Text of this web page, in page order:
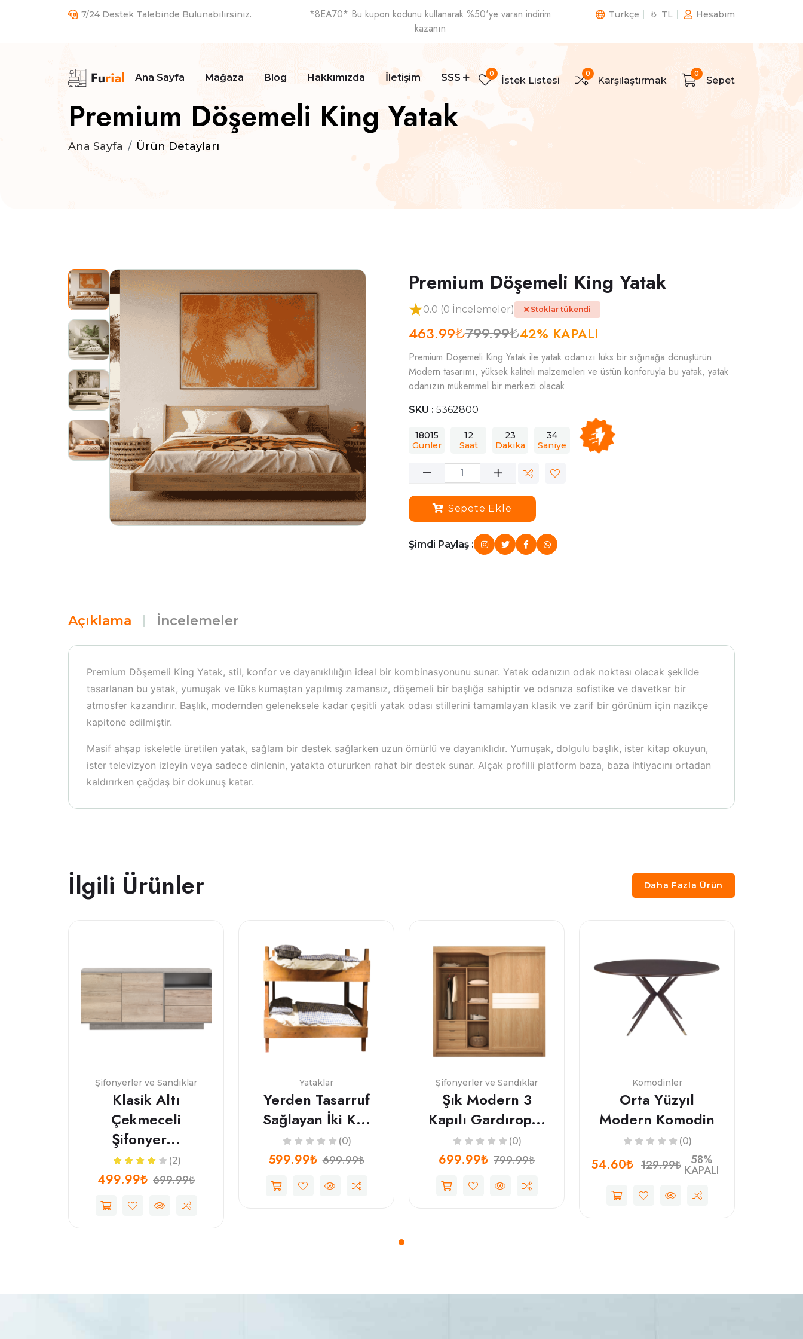
7/24 Destek Talebinde Bulunabilirsiniz.
*8EA70* Bu kupon kodunu kullanarak %50'ye varan indirim
kazanın
Türkçe ₺ TL Hesabım
Ana Sayfa Mağaza Blog Hakkımızda İletişim SSS 0
İstek Listesi
0
Karşılaştırmak
0
Sepet
Premium Döşemeli King Yatak
Ana Sayfa Ürün Detayları
Premium Döşemeli King Yatak
0.0 (0 İncelemeler) Stoklar tükendi
463.99₺799.99₺42% KAPALI
Premium Döşemeli King Yatak ile yatak odanızı lüks bir sığınağa dönüştürün.
Modern tasarımı, yüksek kaliteli malzemeleri ve üstün konforuyla bu yatak, yatak
odanızın mükemmel bir merkezi olacak.
SKU : 5362800
18015
Günler
12
Saat
23
Dakika
33
Saniye
Sepete Ekle
Şimdi Paylaş :
Açıklama İncelemeler
Premium Döşemeli King Yatak, stil, konfor ve dayanıklılığın ideal bir kombinasyonunu sunar. Yatak odanızın odak noktası olacak şekilde
tasarlanan bu yatak, yumuşak ve lüks kumaştan yapılmış zamansız, döşemeli bir başlığa sahiptir ve odanıza sofistike ve davetkar bir
atmosfer kazandırır. Başlık, modernden geleneksele kadar çeşitli yatak odası stillerini tamamlayan klasik ve zarif bir görünüm için nazikçe
kapitone edilmiştir.
Masif ahşap iskeletle üretilen yatak, sağlam bir destek sağlarken uzun ömürlü ve dayanıklıdır. Yumuşak, dolgulu başlık, ister kitap okuyun,
ister televizyon izleyin veya sadece dinlenin, yatakta otururken rahat bir destek sunar. Alçak profilli platform baza, baza ihtiyacını ortadan
kaldırırken çağdaş bir dokunuş katar.
İlgili Ürünler Daha Fazla Ürün
Şifonyerler ve Sandıklar
Klasik Altı
Çekmeceli
Şifonyer...
(2)
499.99₺ 699.99₺
Yataklar
Yerden Tasarruf
Sağlayan İki K...
(0)
599.99₺ 699.99₺
Şifonyerler ve Sandıklar
Şık Modern 3
Kapılı Gardırop...
(0)
699.99₺ 799.99₺
Komodinler
Orta Yüzyıl
Modern Komodin
(0)
54.60₺ 129.99₺ 58%
KAPALI